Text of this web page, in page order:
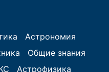
Астрономия
Общие знания
Астрофизика